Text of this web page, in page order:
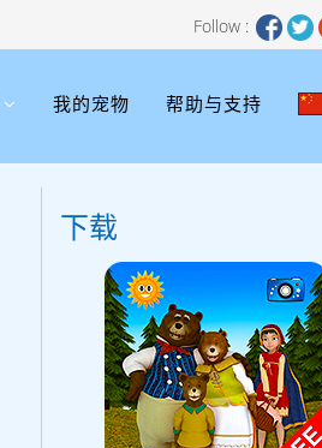
Follow :
我的宠物 帮助与支持
下载